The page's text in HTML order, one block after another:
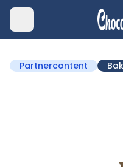
Partnercontent